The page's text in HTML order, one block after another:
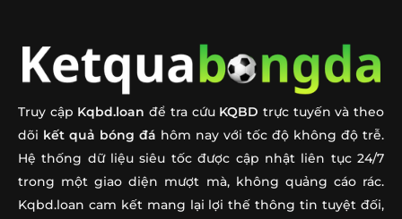
Truy cập Kqbd.loan để tra cứu KQBD trực tuyến và theo
dõi kết quả bóng đá hôm nay với tốc độ không độ trễ.
Hệ thống dữ liệu siêu tốc được cập nhật liên tục 24/7
trong một giao diện mượt mà, không quảng cáo rác.
Kqbd.loan cam kết mang lại lợi thế thông tin tuyệt đối,